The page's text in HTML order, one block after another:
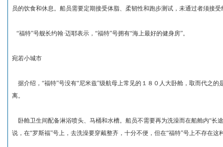
员的饮食和休息。船员需要定期接受体脂、柔韧性和跑步测试，未通过者须接受
“福特”号舰长约翰·迈耶表示，“福特”号拥有“海上最好的健身房”。
宛若小城市
据介绍，“福特”号没有“尼米兹”级航母上常见的１８０人大卧舱，取而代之
离。
卧舱卫生间配备淋浴喷头、马桶和水槽。船员不需要再为洗澡而在船舱内“长
说，在“罗斯福”号上，去洗澡要穿戴整齐，十分不便，但在“福特”号上不存在这